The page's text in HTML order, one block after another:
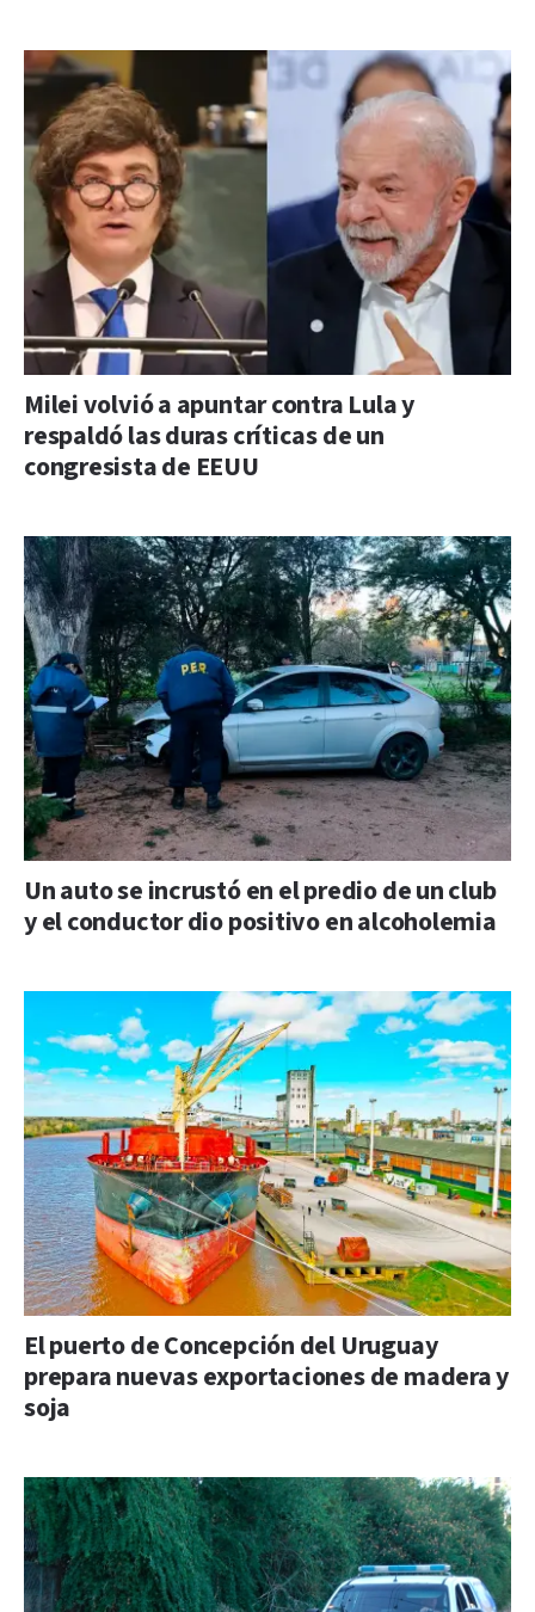
Milei volvió a apuntar contra Lula y
respaldó las duras críticas de un
congresista de EEUU
Un auto se incrustó en el predio de un club
y el conductor dio positivo en alcoholemia
El puerto de Concepción del Uruguay
prepara nuevas exportaciones de madera y
soja